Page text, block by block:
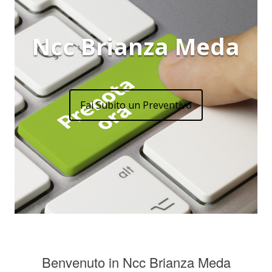
Ncc Brianza Meda
Fai Subito un Preventivo
Benvenuto in Ncc Brianza Meda